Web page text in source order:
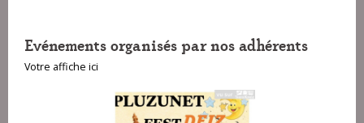
Evénements organisés par nos adhérents
Votre affiche ici